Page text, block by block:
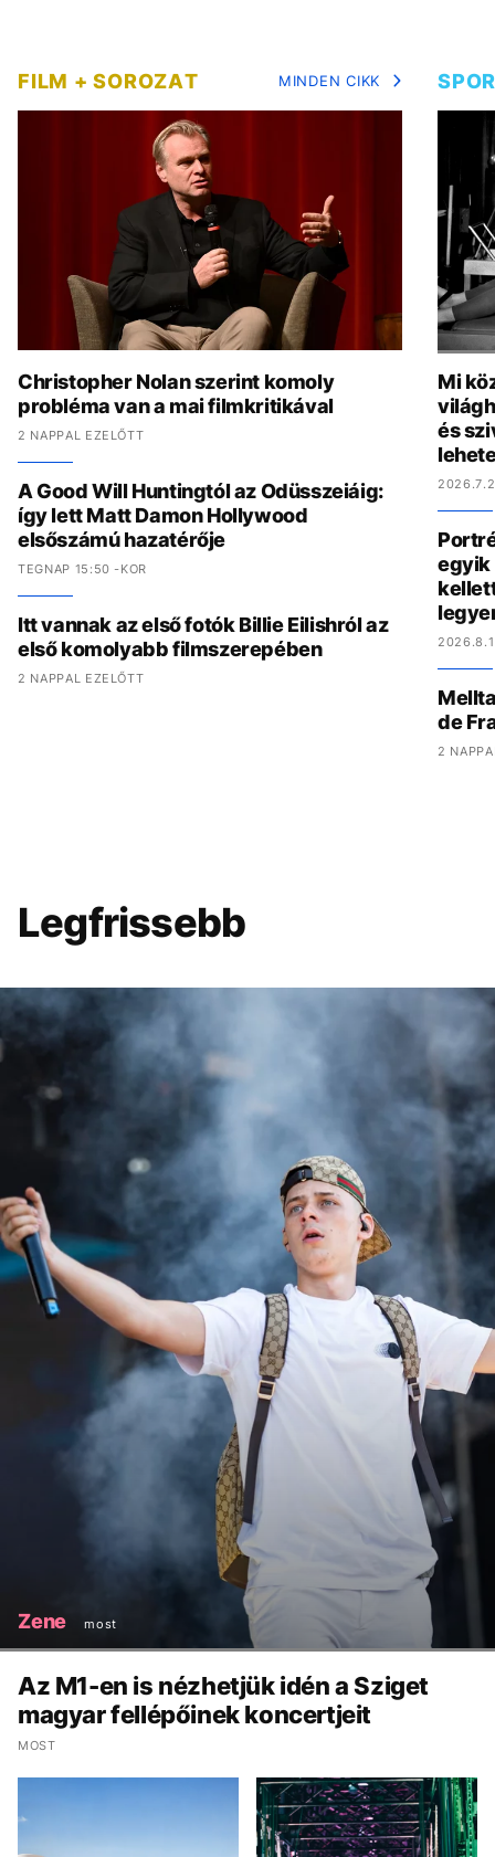
FILM + SOROZAT MINDEN CIKK
Christopher Nolan szerint komoly
probléma van a mai filmkritikával
2 NAPPAL EZELŐTT
A Good Will Huntingtól az Odüsszeiáig:
így lett Matt Damon Hollywood
elsőszámú hazatérője
TEGNAP 15:50 -KOR
Itt vannak az első fotók Billie Eilishról az
első komolyabb filmszerepében
2 NAPPAL EZELŐTT
Mi
és
egyik
de
2
Legfrissebb
Zene most
Az M1-en is nézhetjük idén a Sziget
magyar fellépőinek koncertjeit
MOST